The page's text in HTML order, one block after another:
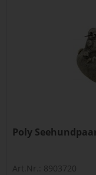
Poly
Art.Nr.: 8903720